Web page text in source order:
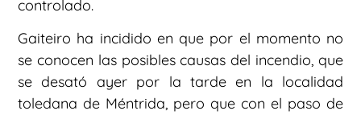
controlado.
Gaiteiro ha incidido en que por el momento no
se conocen las posibles causas del incendio, que
se desató ayer por la tarde en la localidad
toledana de Méntrida, pero que con el paso de